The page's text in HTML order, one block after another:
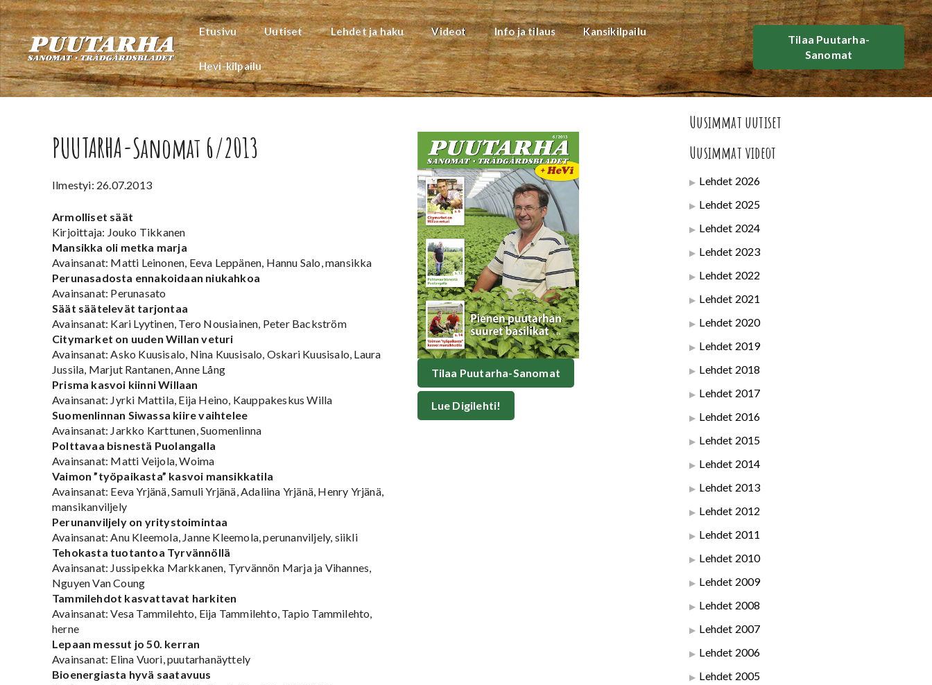
Siirry
sisältöön
Etusivu Uutiset Lehdet ja haku Videot Info ja tilaus Kansikilpailu
Hevi-kilpailu
Tilaa Puutarha-
Sanomat
PUUTARHA-Sanomat 6/2013
Ilmestyi: 26.07.2013
Armolliset säät
Kirjoittaja: Jouko Tikkanen
Mansikka oli metka marja
Avainsanat: Matti Leinonen, Eeva Leppänen, Hannu Salo, mansikka
Perunasadosta ennakoidaan niukahkoa
Avainsanat: Perunasato
Säät säätelevät tarjontaa
Avainsanat: Kari Lyytinen, Tero Nousiainen, Peter Backström
Citymarket on uuden Willan veturi
Avainsanat: Asko Kuusisalo, Nina Kuusisalo, Oskari Kuusisalo, Laura
Jussila, Marjut Rantanen, Anne Lång
Prisma kasvoi kiinni Willaan
Avainsanat: Jyrki Mattila, Eija Heino, Kauppakeskus Willa
Suomenlinnan Siwassa kiire vaihtelee
Avainsanat: Jarkko Karttunen, Suomenlinna
Polttavaa bisnestä Puolangalla
Avainsanat: Matti Veijola, Woima
Vaimon ”työpaikasta” kasvoi mansikkatila
Avainsanat: Eeva Yrjänä, Samuli Yrjänä, Adaliina Yrjänä, Henry Yrjänä,
mansikanviljely
Perunanviljely on yritystoimintaa
Avainsanat: Anu Kleemola, Janne Kleemola, perunanviljely, siikli
Tehokasta tuotantoa Tyrvännöllä
Avainsanat: Jussipekka Markkanen, Tyrvännön Marja ja Vihannes,
Nguyen Van Coung
Tammilehdot kasvattavat harkiten
Avainsanat: Vesa Tammilehto, Eija Tammilehto, Tapio Tammilehto,
herne
Lepaan messut jo 50. kerran
Avainsanat: Elina Vuori, puutarhanäyttely
Bioenergiasta hyvä saatavuus
Tilaa Puutarha-Sanomat
Lue Digilehti!
Uusimmat uutiset
Uusimmat videot
Lehdet 2026
Lehdet 2025
Lehdet 2024
Lehdet 2023
Lehdet 2022
Lehdet 2021
Lehdet 2020
Lehdet 2019
Lehdet 2018
Lehdet 2017
Lehdet 2016
Lehdet 2015
Lehdet 2014
Lehdet 2013
Lehdet 2012
Lehdet 2011
Lehdet 2010
Lehdet 2009
Lehdet 2008
Lehdet 2007
Lehdet 2006
Lehdet 2005